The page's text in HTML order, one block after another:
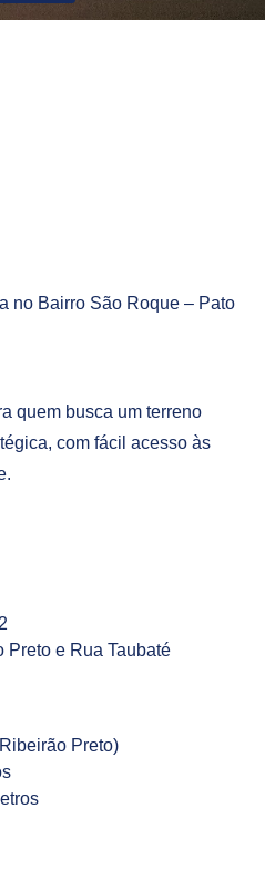
no Bairro São Roque – Pato
quem busca um terreno
com fácil acesso às
Preto e Rua Taubaté
Preto)